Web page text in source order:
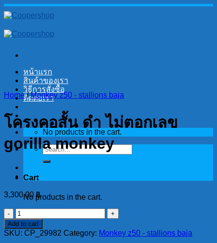
Skip
to
หน้าแรก
สินค้าของเรา
วิธีการสั่งซื้อ
ติดต่อเรา
No products in the cart.
Search
for:
Cart
No products in the cart.
Home / Monkey z50 - stallions baja
โครงคอสั้น ดำ ไม่ตอกเลข
gorilla monkey
3,300.00 ฿
โครง
คอ
สั้น
Add to cart
SKU: CP_29982 Category: Monkey z50 - stallions baja